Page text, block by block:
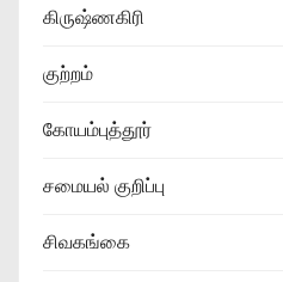
கிருஷ்ணகிரி
குற்றம்
கோயம்புத்தூர்
சமையல் குறிப்பு
சிவகங்கை